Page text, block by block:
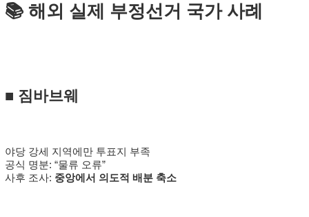
📚 해외 실제 부정선거 국가 사례
■ 짐바브웨
야당 강세 지역에만 투표지 부족
공식 명분: “물류 오류”
사후 조사: 중앙에서 의도적 배분 축소